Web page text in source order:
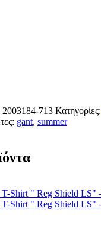
2003184-713 Κατηγορίες:
gant, summer